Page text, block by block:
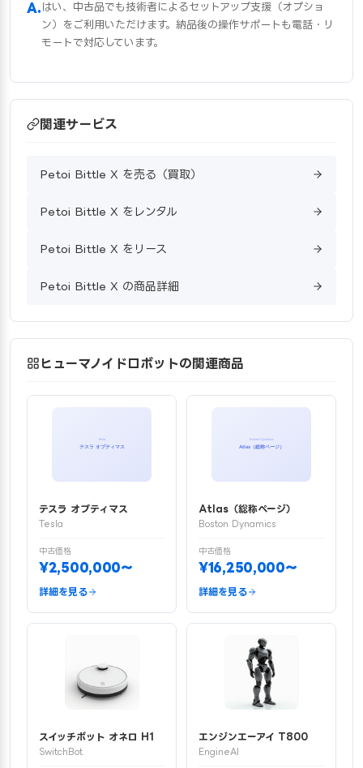
はい、中古品でも技術者によるセットアップ支援（オプショ
ン）をご利用いただけます。納品後の操作サポートも電話・リ
モートで対応しています。
関連サービス
Petoi Bittle X を売る（買取）
Petoi Bittle X をレンタル
Petoi Bittle X をリース
Petoi Bittle X の商品詳細
ヒューマノイドロボットの関連商品
テスラ オプティマス
Tesla
中古価格
¥2,500,000〜
詳細を見る
Atlas（総称ページ）
Boston Dynamics
中古価格
¥16,250,000〜
詳細を見る
スイッチボット オネロ H1
SwitchBot
エンジンエーアイ T800
EngineAI